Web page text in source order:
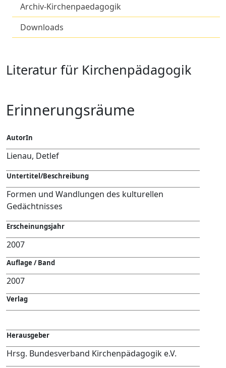
Archiv-Kirchenpaedagogik
Downloads
Literatur für Kirchenpädagogik
Erinnerungsräume
AutorIn
Lienau, Detlef
Untertitel/Beschreibung
Formen und Wandlungen des kulturellen
Gedächtnisses
Erscheinungsjahr
2007
Auflage / Band
2007
Verlag
Herausgeber
Hrsg. Bundesverband Kirchenpädagogik e.V.